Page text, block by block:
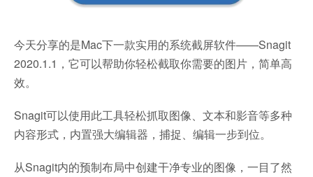
今天分享的是Mac下一款实用的系统截屏软件——Snagit
2020.1.1，它可以帮助你轻松截取你需要的图片，简单高
效。
Snagit可以使用此工具轻松抓取图像、文本和影音等多种
内容形式，内置强大编辑器，捕捉、编辑一步到位。
从Snagit内的预制布局中创建干净专业的图像，一目了然